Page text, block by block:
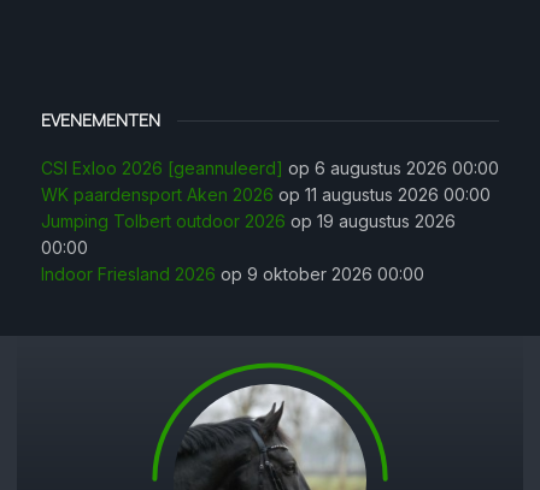
EVENEMENTEN
CSI Exloo 2026 [geannuleerd] op 6 augustus 2026 00:00
WK paardensport Aken 2026 op 11 augustus 2026 00:00
Jumping Tolbert outdoor 2026 op 19 augustus 2026
00:00
Indoor Friesland 2026 op 9 oktober 2026 00:00